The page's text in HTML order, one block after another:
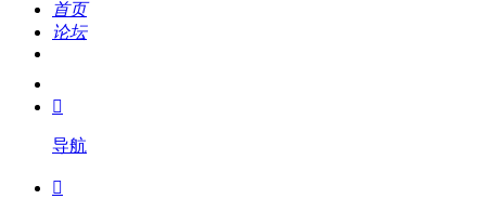
首页
论坛
我的

导航
